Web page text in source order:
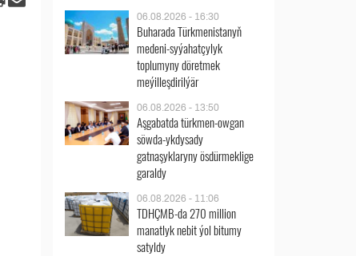
06.08.2026 - 16:30
Buharada Türkmenistanyň
medeni-syýahatçylyk
toplumyny döretmek
meýilleşdirilýär
06.08.2026 - 13:50
Aşgabatda türkmen-owgan
söwda-ykdysady
gatnaşyklaryny ösdürmeklige
garaldy
06.08.2026 - 11:06
TDHÇMB-da 270 million
manatlyk nebit ýol bitumy
satyldy